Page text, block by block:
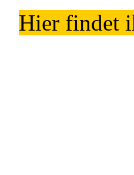
Hier findet